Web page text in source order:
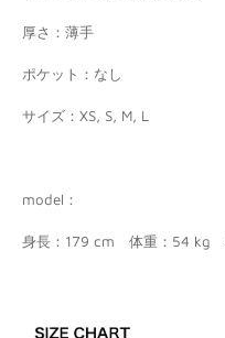
厚さ：薄手
ポケット：なし
サイズ：XS, S, M, L
model：
身長： 179 cm 体重：54 kg